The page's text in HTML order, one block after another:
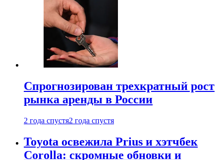
Спрогнозирован трехкратный рост
рынка аренды в России
2 года спустя2 года спустя
Toyota освежила Prius и хэтчбек
Corolla: скромные обновки и